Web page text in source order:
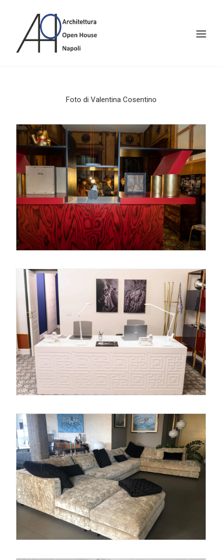
Foto di Valentina Cosentino